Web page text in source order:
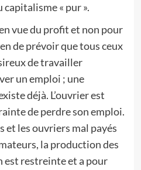
« pur ».
vue du profit et non pour
de prévoir que tous ceux
de travailler
un emploi ; une
déjà. L’ouvrier est
de perdre son emploi.
et les ouvriers mal payés
la production des
est restreinte et a pour